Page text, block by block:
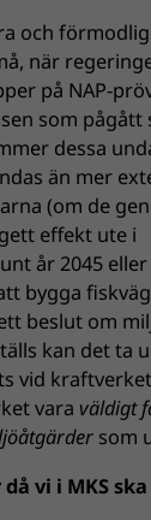
och
när
på NAP-
som pågått
dessa
än mer
(om de
effekt ute i
år 2045
bygga
beslut om
kan det ta
vid
vara väldigt
som
vi i MKS